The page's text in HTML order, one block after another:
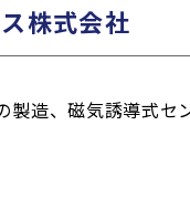
株式会社
造、磁気誘導式セ